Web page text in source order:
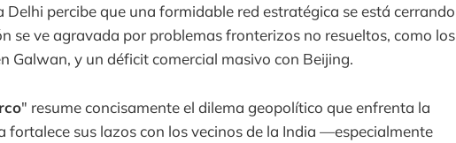
percibe que una formidable red estratégica se está cerrando
se ve agravada por problemas fronterizos no resueltos, como los
Galwan, y un déficit comercial masivo con Beijing.
" resume concisamente el dilema geopolítico que enfrenta la
fortalece sus lazos con los vecinos de la India —especialmente